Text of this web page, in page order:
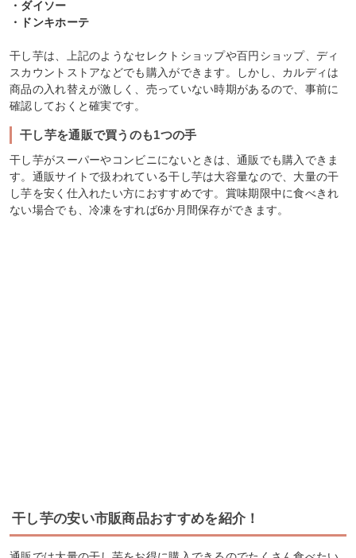
・ダイソー
・ドンキホーテ
干し芋は、上記のようなセレクトショップや百円ショップ、ディ
スカウントストアなどでも購入ができます。しかし、カルディは
商品の入れ替えが激しく、売っていない時期があるので、事前に
確認しておくと確実です。
干し芋を通販で買うのも1つの手
干し芋がスーパーやコンビニにないときは、通販でも購入できま
す。通販サイトで扱われている干し芋は大容量なので、大量の干
し芋を安く仕入れたい方におすすめです。賞味期限中に食べきれ
ない場合でも、冷凍をすれば6か月間保存ができます。
干し芋の安い市販商品おすすめを紹介！